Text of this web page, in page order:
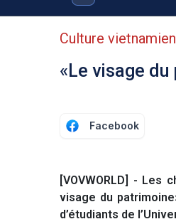
menu phụ tiếng
Culture
«Le visage
Facebook
[VOVWORLD] -
visage du
d’étudiants de